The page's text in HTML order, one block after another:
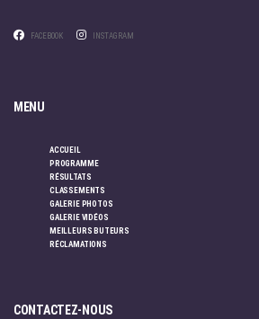
FACEBOOK INSTAGRAM
MENU
ACCUEIL
PROGRAMME
RÉSULTATS
CLASSEMENTS
GALERIE PHOTOS
GALERIE VIDÉOS
MEILLEURS BUTEURS
RÉCLAMATIONS
CONTACTEZ-NOUS